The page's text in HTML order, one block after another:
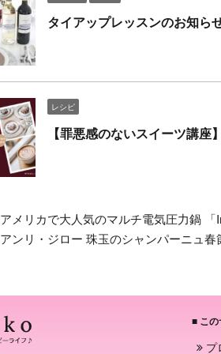
タイアップレッスンのお知ら
レシピ
【罪悪感のないスイーツ講
アメリカで大人気のマルチ電気圧力鍋 「
アンリ・ジロー 珠玉のシャンパーニュ春
■ この
プ